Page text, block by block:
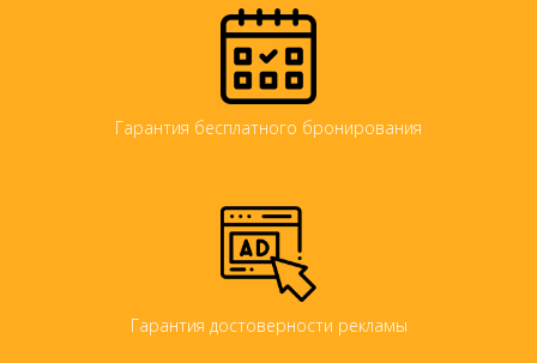
Гарантия бесплатного бронирования
Гарантия достоверности рекламы